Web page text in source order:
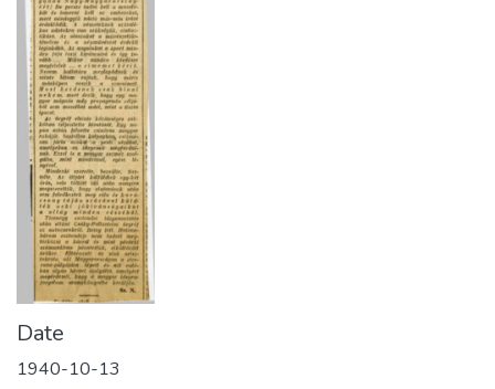
Date
1940-10-13